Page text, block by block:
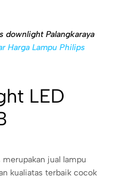
downlight Palangkaraya
Harga Lampu Philips
LED
jual lampu
kualiatas terbaik cocok